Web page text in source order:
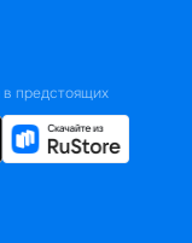
предстоящих